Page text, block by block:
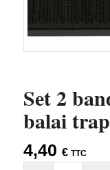
Set 2
balai
4,40 € TTC